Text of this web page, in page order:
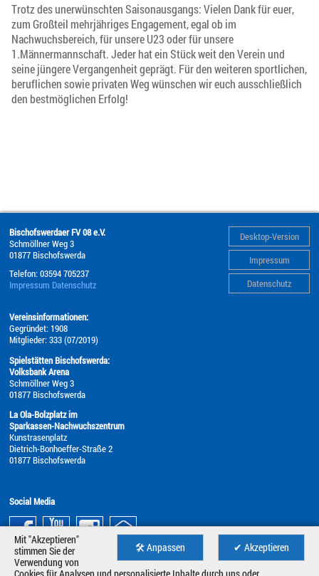
Trotz des unerwünschten Saisonausgangs: Vielen Dank für euer,
zum Großteil mehrjähriges Engagement, egal ob im
Nachwuchsbereich, für unsere U23 oder für unsere
1.Männermannschaft. Jeder hat ein Stück weit den Verein und
seine jüngere Vergangenheit geprägt. Für den weiteren sportlichen,
beruflichen sowie privaten Weg wünschen wir euch ausschließlich
den bestmöglichen Erfolg!
Desktop-Version
Impressum
Datenschutz
Bischofswerdaer FV 08 e.V.
Schmöllner Weg 3
01877 Bischofswerda
Telefon:03594 705237
Impressum Datenschutz
Vereinsinformationen:
Gegründet: 1908
Mitglieder: 333 (07/2019)
Spielstätten Bischofswerda:
Volksbank Arena
Schmöllner Weg 3
01877 Bischofswerda
La Ola-Bolzplatz im
Sparkassen-Nachwuchszentrum
Kunstrasenplatz
Dietrich-Bonhoeffer-Straße 2
01877 Bischofswerda
Social Media
✔ Akzeptieren
🛠 Anpassen
Mit "Akzeptieren"
stimmen Sie der
Verwendung von